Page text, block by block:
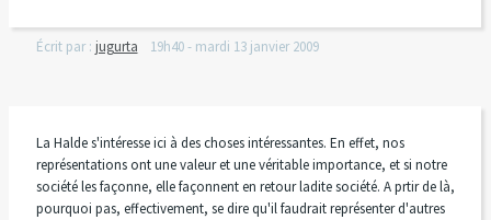
Écrit par : jugurta 19h40- mardi 13 janvier 2009
La Halde s'intéresse ici à des choses intéressantes. En effet, nos
représentations ont une valeur et une véritable importance, et si notre
société les façonne, elle façonnent en retour ladite société. A prtir de là,
pourquoi pas, effectivement, se dire qu'il faudrait représenter d'autres